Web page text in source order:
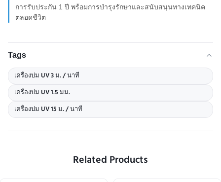
การรับประกัน 1 ปี พร้อมการบํารุงรักษาและสนับสนุนทางเทคนิค
ตลอดชีวิต
Tags
เครื่องบ่ม UV 3 ม. / นาที
เครื่องบ่ม UV 1.5 มม.
เครื่องบ่ม UV 15 ม. / นาที
Related Products